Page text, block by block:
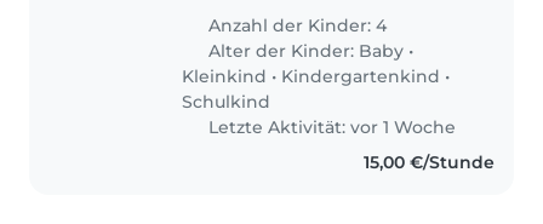
hasta niños en edad escolar. Son
niños energéticos, curiosos y
amistosos. Preferimos..
Anzahl der Kinder: 4
Alter der Kinder: Baby •
Kleinkind • Kindergartenkind •
Schulkind
Letzte Aktivität: vor 1 Woche
15,00 €/Stunde